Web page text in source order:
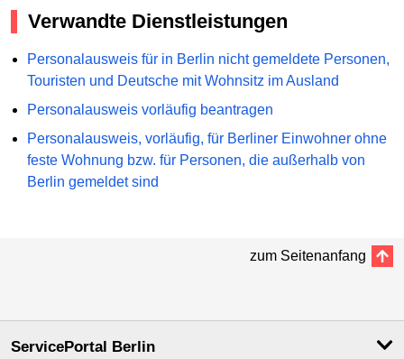
Verwandte Dienstleistungen
Personalausweis für in Berlin nicht gemeldete Personen,
Touristen und Deutsche mit Wohnsitz im Ausland
Personalausweis vorläufig beantragen
Personalausweis, vorläufig, für Berliner Einwohner ohne
feste Wohnung bzw. für Personen, die außerhalb von
Berlin gemeldet sind
zum Seitenanfang
ServicePortal Berlin